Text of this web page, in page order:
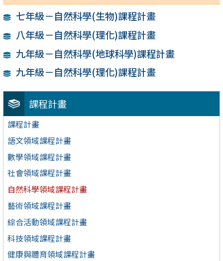
課程計畫
課程計畫
語文領域課程計畫
數學領域課程計畫
社會領域課程計畫
自然科學領域課程計畫
藝術領域課程計畫
綜合活動領域課程計畫
科技領域課程計畫
健康與體育領域課程計畫
七年級－自然科學(生物)課程計畫
八年級－自然科學(理化)課程計畫
九年級－自然科學(地球科學)課程計畫
九年級－自然科學(理化)課程計畫